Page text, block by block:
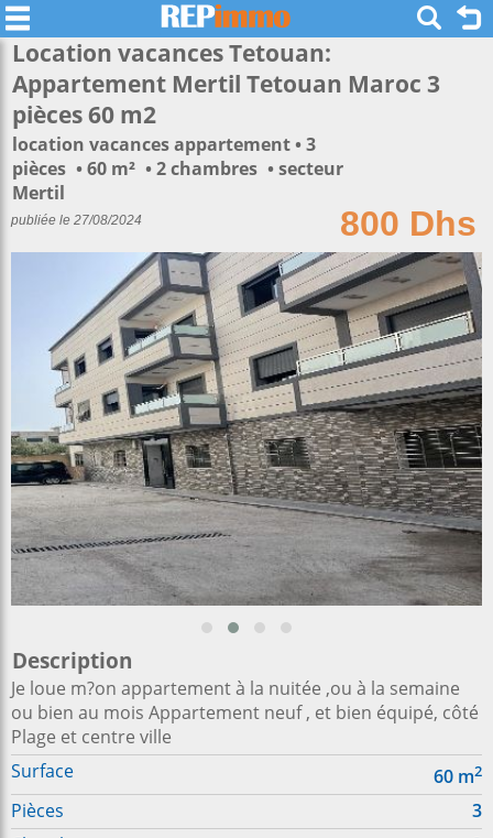
Location vacances Tetouan:
Appartement Mertil Tetouan Maroc 3
pièces 60 m2
location vacances appartement
3
pièces
60 m² 2 chambres
secteur
Mertil
800 Dhs
publiée le 27/08/2024
Description
Je loue m?on appartement à la nuitée ,ou à la semaine
ou bien au mois Appartement neuf , et bien équipé, côté
Plage et centre ville
Surface
60 m2
Pièces
3